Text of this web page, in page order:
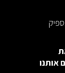
אותנו